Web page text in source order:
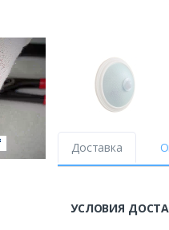
Доставка
УСЛОВИЯ